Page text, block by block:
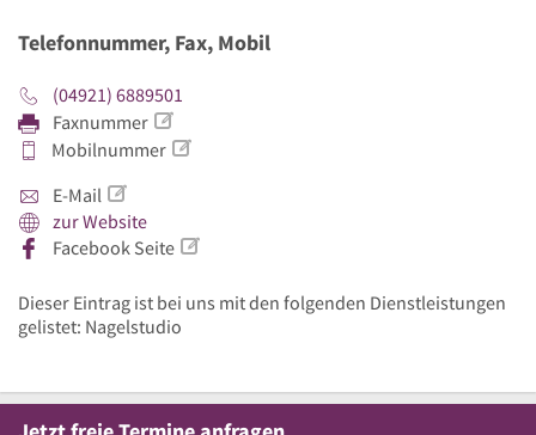
Telefonnummer, Fax, Mobil
(04921) 6889501
Faxnummer
Mobilnummer
E-Mail
zur Website
Facebook Seite
Dieser Eintrag ist bei uns mit den folgenden Dienstleistungen
gelistet: Nagelstudio